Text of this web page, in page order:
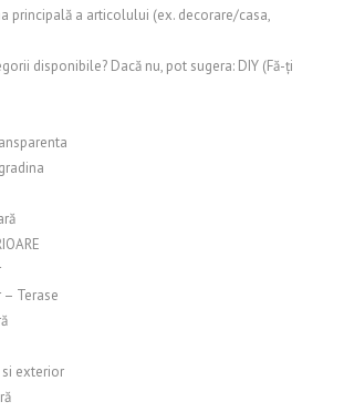
principală a articolului (ex. decorare/casa,
disponibile? Dacă nu, pot sugera: DIY (Fă-ți
Terase
exterior